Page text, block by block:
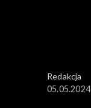
Redakcja
05.05.2024